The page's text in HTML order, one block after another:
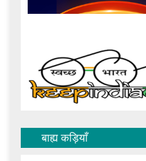
बाह्य कड़ियाँ